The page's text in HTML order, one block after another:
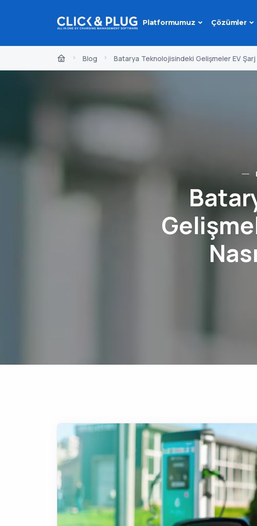
Platformumuz Çözümler
Blog Batarya Teknolojisindeki Gelişmeler EV Şarj